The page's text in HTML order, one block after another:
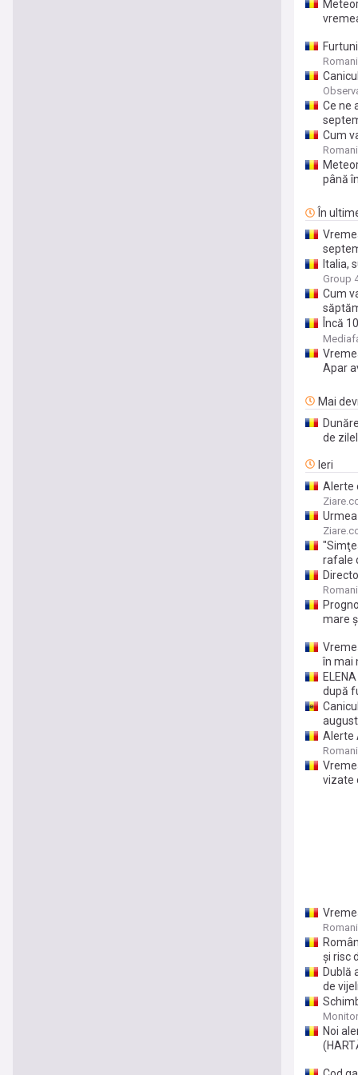
Ce ne
Cum
de
până
În
Italia,
Group
Cum
Încă
Apar
Mai
de
Ieri
Alerte
asta
rafale
mare
în mai
după
august
Alerte
vizate
și risc
Dublă
de
Noi